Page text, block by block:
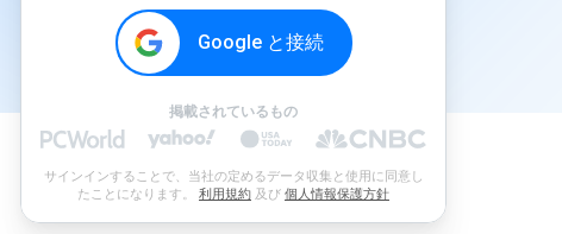
Google と接続
掲載されているもの
サインインすることで、当社の定めるデータ収集と使用に同意し
たことになります。 利用規約 及び 個人情報保護方針